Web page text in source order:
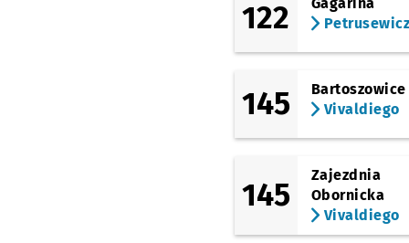
122
145
Bartoszowice
Vivaldiego
145
Zajezdnia
Obornicka
Vivaldiego